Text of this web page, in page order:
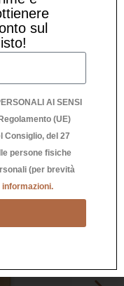
sul
AI SENSI
(UE)
Consiglio, del 27
persone fisiche
(per brevità